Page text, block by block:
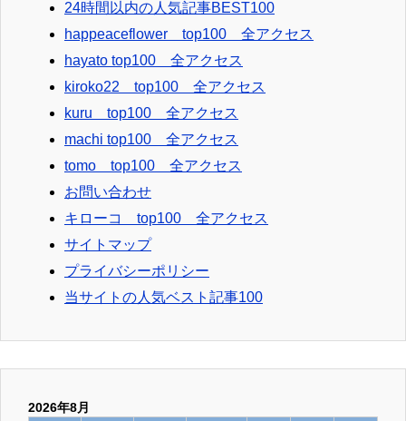
24時間以内の人気記事BEST100
happeaceflower top100 全アクセス
hayato top100 全アクセス
kiroko22 top100 全アクセス
kuru top100 全アクセス
machi top100 全アクセス
tomo top100 全アクセス
お問い合わせ
キローコ top100 全アクセス
サイトマップ
プライバシーポリシー
当サイトの人気ベスト記事100
2026年8月